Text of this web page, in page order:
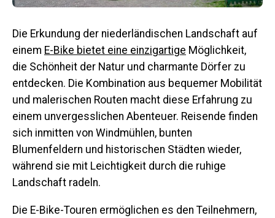
Die Erkundung der niederländischen Landschaft auf
einem E-Bike bietet eine einzigartige Möglichkeit,
die Schönheit der Natur und charmante Dörfer zu
entdecken. Die Kombination aus bequemer Mobilität
und malerischen Routen macht diese Erfahrung zu
einem unvergesslichen Abenteuer. Reisende finden
sich inmitten von Windmühlen, bunten
Blumenfeldern und historischen Städten wieder,
während sie mit Leichtigkeit durch die ruhige
Landschaft radeln.
Die E-Bike-Touren ermöglichen es den Teilnehmern,